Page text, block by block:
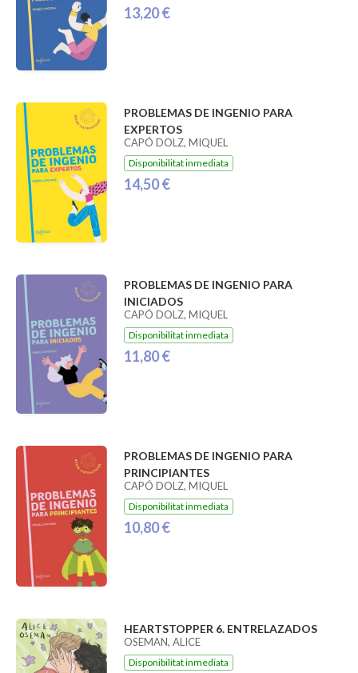
13,20 €
PROBLEMAS DE INGENIO PARA
EXPERTOS
CAPÓ DOLZ, MIQUEL
Disponibilitat inmediata
14,50 €
PROBLEMAS DE INGENIO PARA
INICIADOS
CAPÓ DOLZ, MIQUEL
Disponibilitat inmediata
11,80 €
PROBLEMAS DE INGENIO PARA
PRINCIPIANTES
CAPÓ DOLZ, MIQUEL
Disponibilitat inmediata
10,80 €
HEARTSTOPPER 6. ENTRELAZADOS
OSEMAN, ALICE
Disponibilitat inmediata